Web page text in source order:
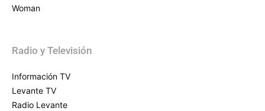
Woman
Radio y Televisión
Información TV
Levante TV
Radio Levante